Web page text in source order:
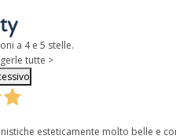
a 4 e 5 stelle.
tutte >
esteticamente molto belle e